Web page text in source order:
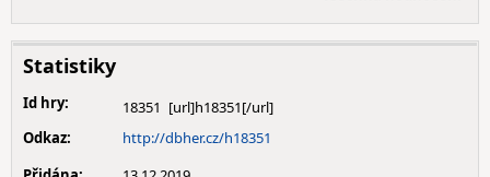
Statistiky
Id hry:
18351
Odkaz:
http://dbher.cz/h18351